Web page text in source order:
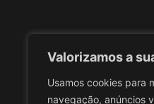
Valorizamos a
Usamos cookies para
navegação, anúncios